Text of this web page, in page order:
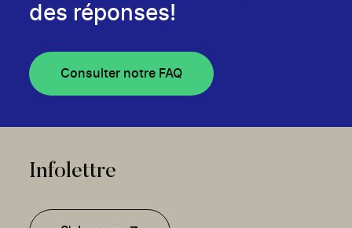
des réponses!
Consulter notre FAQ
Infolettre